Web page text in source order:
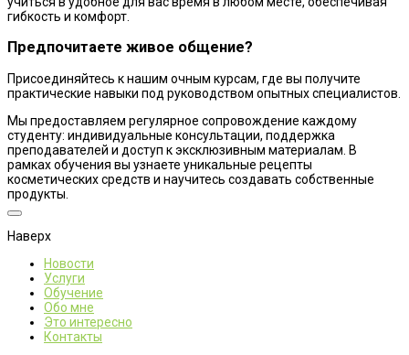
гибкость и комфорт.
Предпочитаете живое общение?
Присоединяйтесь к нашим очным курсам, где вы получите
практические навыки под руководством опытных специалистов.
Мы предоставляем регулярное сопровождение каждому
студенту: индивидуальные консультации, поддержка
преподавателей и доступ к эксклюзивным материалам. В
рамках обучения вы узнаете уникальные рецепты
косметических средств и научитесь создавать собственные
продукты.
Наверх
Новости
Услуги
Обучение
Обо мне
Это интересно
Контакты